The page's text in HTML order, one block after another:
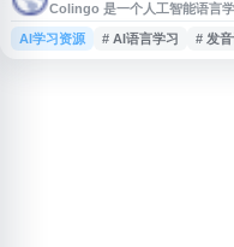
Colingo 是一个人工智能语言
等语言学习效率。网站可能提
功能，适合希望进行在线语言
AI学习资源 # AI语言学习 # 发